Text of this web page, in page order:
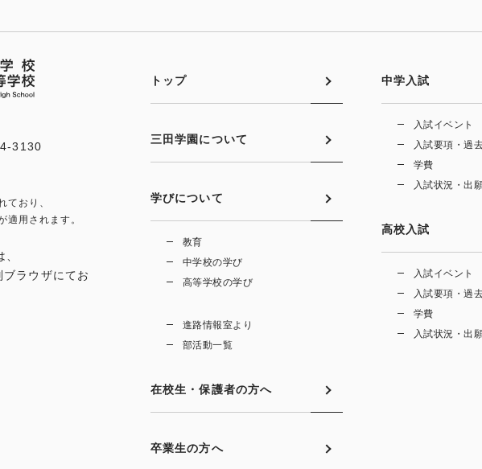
3130
ており、
適用されます。
ラウザにてお
トップ
三田学園について
学びについて
教育
中学校の学び
高等学校の学び
進路情報室より
部活動一覧
在校生・保護者の方へ
卒業生の方へ
中学入試
入試イベント
入試要項・過
学費
入試状況・出
高校入試
入試イベント
入試要項・過
学費
入試状況・出